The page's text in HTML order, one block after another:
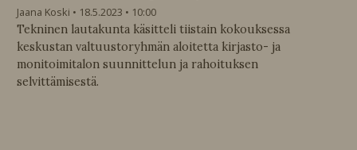
Jaana Koski 18.5.2023
10:00
Tekninen lautakunta käsitteli tiistain kokouksessa
keskustan valtuustoryhmän aloitetta kirjasto- ja
monitoimitalon suunnittelun ja rahoituksen
selvittämisestä.